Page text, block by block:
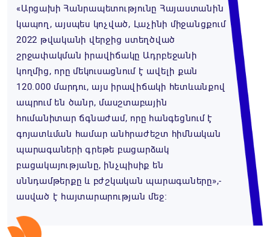
«Արցախի Հանրապետությունը Հայաստանին
կապող, այսպես կոչված, Լաչինի միջանցքում
2022 թվականի վերջից ստեղծված
շրջափակման իրավիճակը Ադրբեջանի
կողմից, որը մեկուսացնում է ավելի քան
120.000 մարդու, այս իրավիճակի հետևանքով
ապրում են ծանր, մասշտաբային
հումանիտար ճգնաժամ, որը հանգեցնում է
գոյատևման համար անհրաժեշտ հիմնական
պարագաների գրեթե բացարձակ
բացակայությանը, ինչպիսիք են
սննդամթերքը և բժշկական պարագաները»,-
ասված է հայտարարության մեջ։